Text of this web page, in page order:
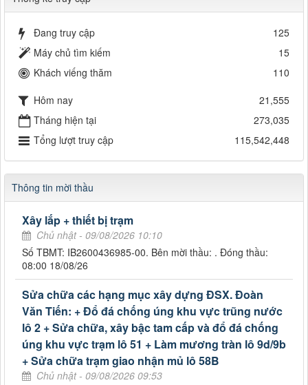
Đang truy cập
125
Máy chủ tìm kiếm
15
Khách viếng thăm
110
Hôm nay
21,555
Tháng hiện tại
273,035
Tổng lượt truy cập
115,542,448
Thông tin mời thầu
Xây lắp + thiết bị trạm
Chủ nhật - 09/08/2026 10:10
Số TBMT: IB2600436985-00. Bên mời thầu: . Đóng thầu:
08:00 18/08/26
Sửa chữa các hạng mục xây dựng ĐSX. Đoàn
Văn Tiến: + Đổ đá chống úng khu vực trũng nước
lô 2 + Sửa chữa, xây bậc tam cấp và đổ đá chống
úng khu vực trạm lô 51 + Làm mương tràn lô 9d/9b
+ Sửa chữa trạm giao nhận mủ lô 58B
Chủ nhật - 09/08/2026 09:53